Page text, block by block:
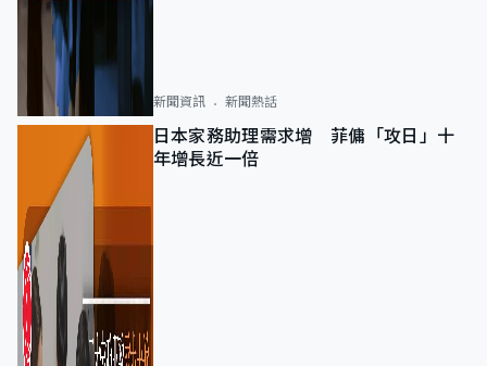
新聞資訊 新聞熱話
日本家務助理需求增 菲傭「攻日」十
年增長近一倍